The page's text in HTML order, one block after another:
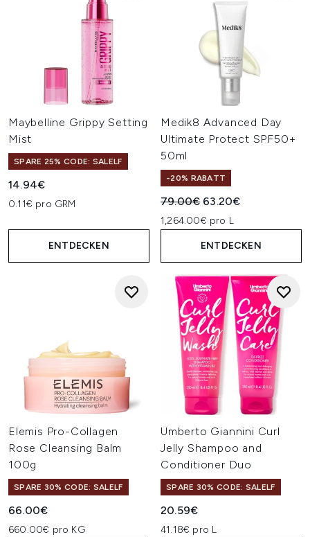
Maybelline Grippy Setting
Mist
SPARE 25% CODE: SALELF
14.94€
0.11€ pro GRM
ENTDECKEN
Medik8 Advanced Day
Ultimate Protect SPF50+
50ml
-20% RABATT
Unverbindliche
79.00€ Aktueller Preis:
63.20€
1,264.00€ pro L
ENTDECKEN
Elemis Pro-Collagen
Rose Cleansing Balm
100g
SPARE 30% CODE: SALELF
66.00€
660.00€ pro KG
Umberto Giannini Curl
Jelly Shampoo and
Conditioner Duo
SPARE 30% CODE: SALELF
20.59€
41.18€ pro L